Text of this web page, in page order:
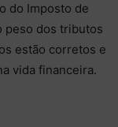
do Imposto de
peso dos tributos
estão corretos e
vida financeira.